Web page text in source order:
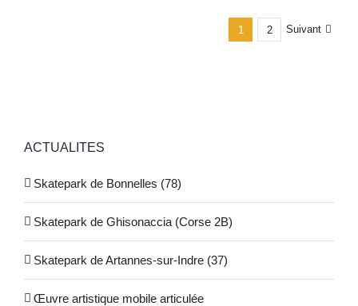
1 2 Suivant
ACTUALITES
Skatepark de Bonnelles (78)
Skatepark de Ghisonaccia (Corse 2B)
Skatepark de Artannes-sur-Indre (37)
Œuvre artistique mobile articulée